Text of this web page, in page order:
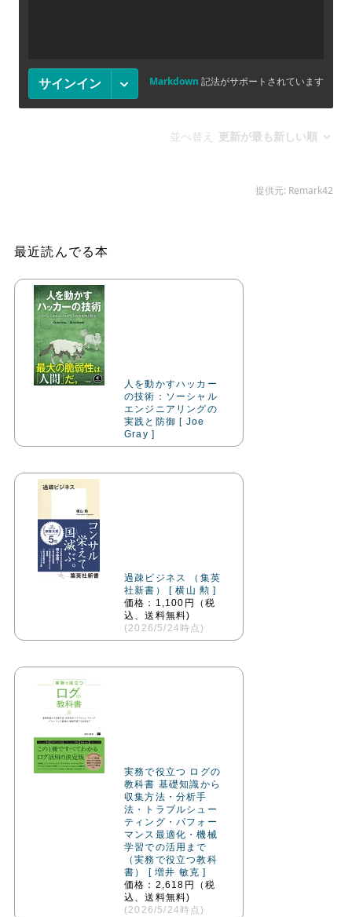
最近読んでる本
人を動かすハッカー
の技術：ソーシャル
エンジニアリングの
実践と防御 [ Joe
Gray ]
過疎ビジネス （集英
社新書） [ 横山 勲 ]
価格：1,100円（税
込、送料無料)
(2026/5/24時点)
実務で役立つ ログの
教科書 基礎知識から
収集方法・分析手
法・トラブルシュー
ティング・パフォー
マンス最適化・機械
学習での活用まで
（実務で役立つ教科
書） [ 増井 敏克 ]
価格：2,618円（税
込、送料無料)
(2026/5/24時点)